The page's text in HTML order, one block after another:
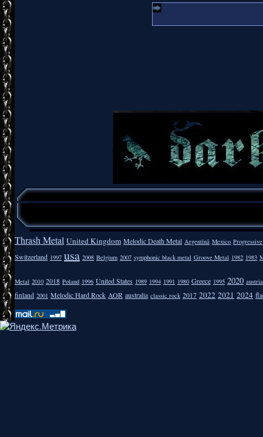
Thrash Metal United Kingdom Melodic Death Metal Argentīnā Mexico Progressive
Switzerland 1997 usa 2008 Belgium 2007 symphonic black metal Groove Metal 1982 1983
Metal 2010 2018 Poland 1996 United States 1989 1994 1991 1980 Greece 1995 2020 austria
finland 2001 Melodic Hard Rock AOR australia classic rock 2017 2022 2021 2024